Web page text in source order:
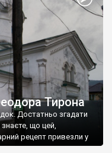
Тирона
Достатньо згадати
що цей,
рецепт привезли у